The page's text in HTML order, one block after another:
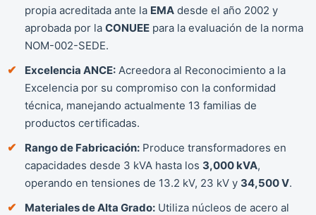
propia acreditada ante la EMA desde el año 2002 y
aprobada por la CONUEE para la evaluación de la norma
NOM-002-SEDE.
Excelencia ANCE: Acreedora al Reconocimiento a la
Excelencia por su compromiso con la conformidad
técnica, manejando actualmente 13 familias de
productos certificadas.
Rango de Fabricación: Produce transformadores en
capacidades desde 3 kVA hasta los 3,000 kVA,
operando en tensiones de 13.2 kV, 23 kV y 34,500 V.
Materiales de Alta Grado: Utiliza núcleos de acero al